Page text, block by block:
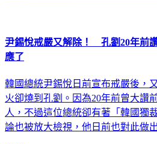
尹錫悅戒嚴又解除！ 孔劉20年前
應了
韓國總統尹錫悅日前宣布戒嚴後，
火卻燒到孔劉。因為20年前曾大讚
人，不過這位總統卻有著「韓國獨
論也被放大檢視，他日前也對此做